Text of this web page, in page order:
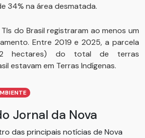
34% na área desmatada.
do Brasil registraram ao menos um
Entre 2019 e 2025, a parcela
hectares) do total de terras
estavam em Terras Indígenas.
Jornal da Nova
das principais notícias de Nova